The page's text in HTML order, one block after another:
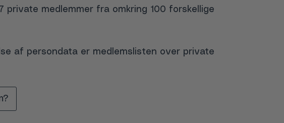
private medlemmer fra omkring 100 forskellige
af persondata er medlemslisten over private